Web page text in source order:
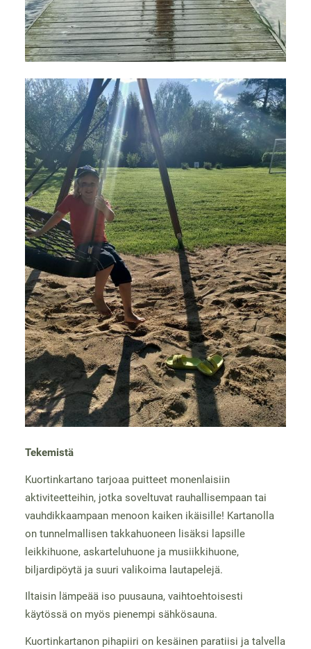
Tekemistä
Kuortinkartano tarjoaa puitteet monenlaisiin
aktiviteetteihin, jotka soveltuvat rauhallisempaan tai
vauhdikkaampaan menoon kaiken ikäisille! Kartanolla
on tunnelmallisen takkahuoneen lisäksi lapsille
leikkihuone, askarteluhuone ja musiikkihuone,
biljardipöytä ja suuri valikoima lautapelejä.
Iltaisin lämpeää iso puusauna, vaihtoehtoisesti
käytössä on myös pienempi sähkösauna.
Kuortinkartanon pihapiiri on kesäinen paratiisi ja talvella